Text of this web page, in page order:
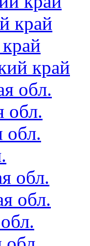
край
край
обл.
обл.
обл.
обл.
обл.